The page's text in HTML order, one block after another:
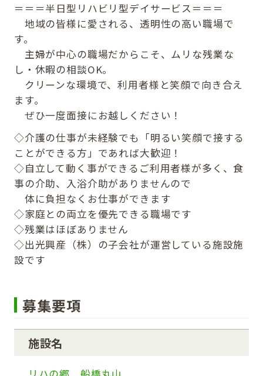
＝＝＝半日型リハビリ型デイサービス＝＝＝
地域の皆様に愛される、透明性の高い職場で
す。
主婦が中心の職場だからこそ、ムリな残業な
し・休暇の相談OK。
クリーンな環境で、利用者様と笑顔で向き合え
ます。
ぜひ一度面接にお越しください！
◇介護の仕事が未経験でも「明るい笑顔で接する
ことができる方」であれば大歓迎！
◇自立して動く事ができるご利用者様が多く、食
事の介助、入浴介助がありませんので
体に負担なくお仕事ができます
◇家庭との両立を優先できる職場です
◇残業はほぼありません
◇出光興産（株）の子会社が運営している施設施
設です
募集要項
施設名